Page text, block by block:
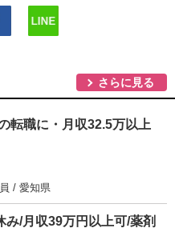
さらに見る
転職に・月収32.5万以上
/ 愛知県
/月収39万円以上可/薬剤